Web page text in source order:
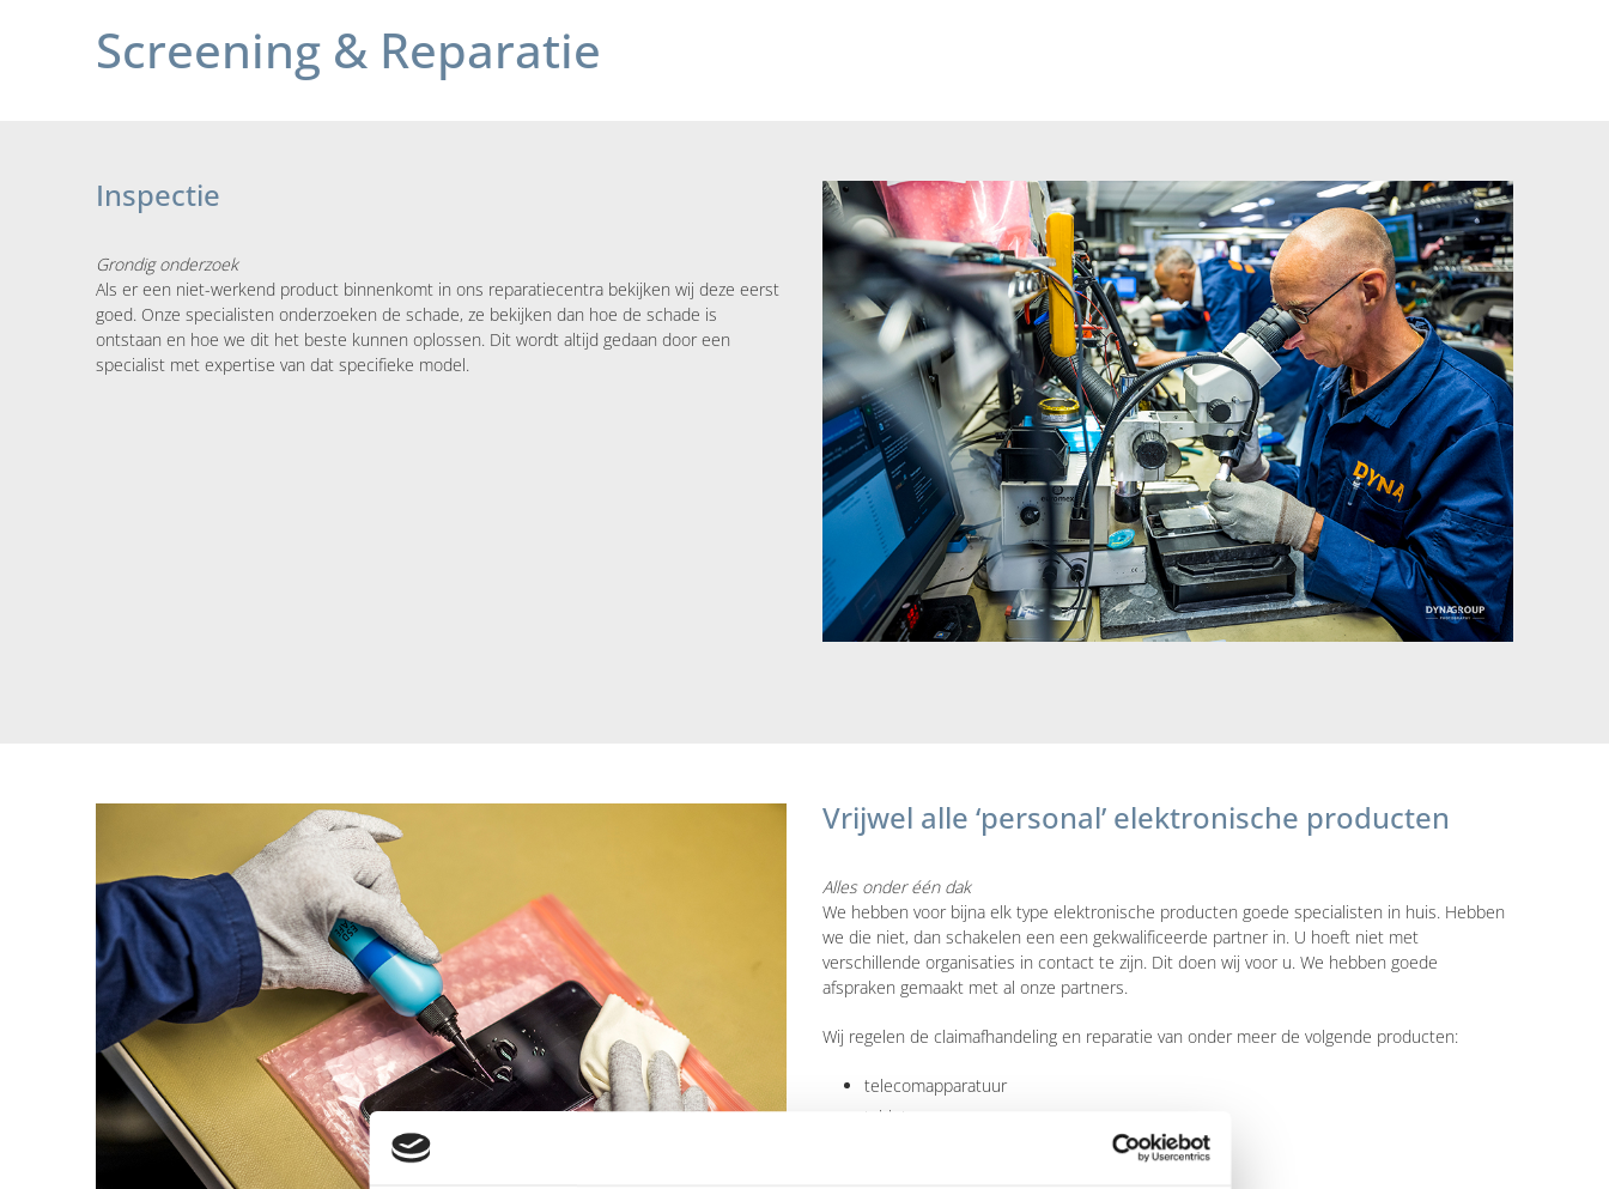
Screening & Reparatie
Inspectie
Grondig onderzoek
Als er een niet-werkend product binnenkomt in ons reparatiecentra bekijken wij deze eerst
goed. Onze specialisten onderzoeken de schade, ze bekijken dan hoe de schade is
ontstaan en hoe we dit het beste kunnen oplossen. Dit wordt altijd gedaan door een
specialist met expertise van dat specifieke model.
Vrijwel alle ‘personal’ elektronische producten
Alles onder één dak
We hebben voor bijna elk type elektronische producten goede specialisten in huis. Hebben
we die niet, dan schakelen een een gekwalificeerde partner in. U hoeft niet met
verschillende organisaties in contact te zijn. Dit doen wij voor u. We hebben goede
afspraken gemaakt met al onze partners.
Wij regelen de claimafhandeling en reparatie van onder meer de volgende producten:
telecomapparatuur
tablets